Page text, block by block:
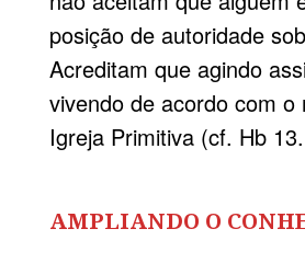
posição de autoridade
Acreditam que agindo
vivendo de acordo com o
Igreja Primitiva (cf. Hb
AMPLIANDO O